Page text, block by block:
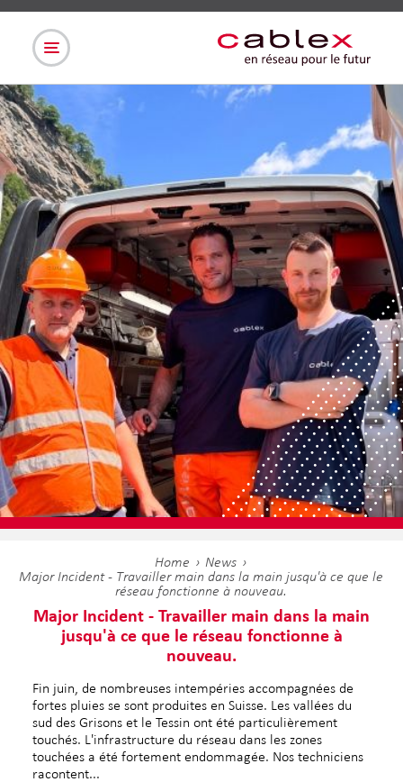
Home
News
Major Incident - Travailler main dans la main jusqu'à ce que le
réseau fonctionne à nouveau.
Major Incident - Travailler main dans la main
jusqu'à ce que le réseau fonctionne à
nouveau.
Fin juin, de nombreuses intempéries accompagnées de
fortes pluies se sont produites en Suisse. Les vallées du
sud des Grisons et le Tessin ont été particulièrement
touchés. L'infrastructure du réseau dans les zones
touchées a été fortement endommagée. Nos techniciens
racontent...